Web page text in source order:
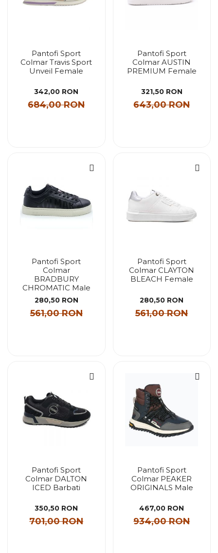
Pantofi Sport
Colmar Travis Sport
Unveil Female
342,00 RON
684,00 RON
Pantofi Sport
Colmar AUSTIN
PREMIUM Female
321,50 RON
643,00 RON
Pantofi Sport
Colmar
BRADBURY
CHROMATIC Male
280,50 RON
561,00 RON
Pantofi Sport
Colmar CLAYTON
BLEACH Female
280,50 RON
561,00 RON
Pantofi Sport
Colmar DALTON
ICED Barbati
350,50 RON
701,00 RON
Pantofi Sport
Colmar PEAKER
ORIGINALS Male
467,00 RON
934,00 RON